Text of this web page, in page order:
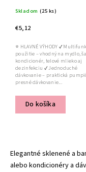
Skladom (25 ks)
€5,12
Do košíka
⭐ HLAVNÉ VÝHODY ✔
použitie – vhodný na mydlo,
kondicionér, telové mlieko aj
dezinfekciu ✔ Jednoduché
dávkovanie – praktická
presné dávkovanie...
Elegantné sklenené a
alebo kondicionéry a